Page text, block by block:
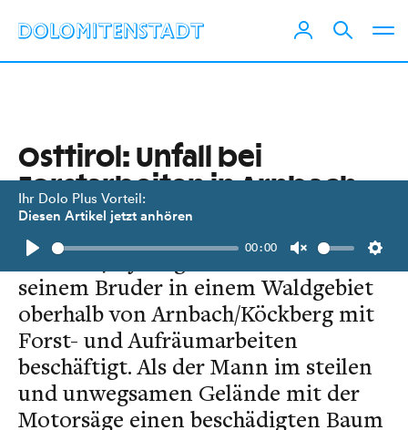
Ihr Dolo Plus Vorteil:
Diesen Artikel jetzt anhören
Play
00:00
Unmute
Osttirol: Unfall bei
Forstarbeiten in Arnbach
Am 24. November gegen 12.40 Uhr
war ein 40-jähriger Osttiroler mit
seinem Bruder in einem Waldgebiet
oberhalb von Arnbach/Köckberg mit
Forst- und Aufräumarbeiten
beschäftigt. Als der Mann im steilen
und unwegsamen Gelände mit der
Motorsäge einen beschädigten Baum